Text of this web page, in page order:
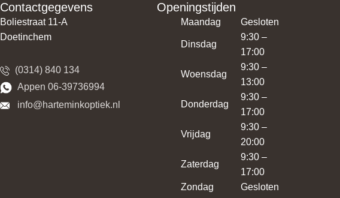
Contactgegevens
Boliestraat 11-A
Doetinchem
(0314) 840 134
​​Appen 06-39736994
​​​ info@harteminkoptiek.nl
Openingstijden
Maandag Gesloten
Dinsdag
9:30 –
17:00
Woensdag
9:30 –
13:00
Donderdag
9:30 –
17:00
Vrijdag
9:30 –
20:00
Zaterdag
9:30 –
17:00
Zondag
Gesloten